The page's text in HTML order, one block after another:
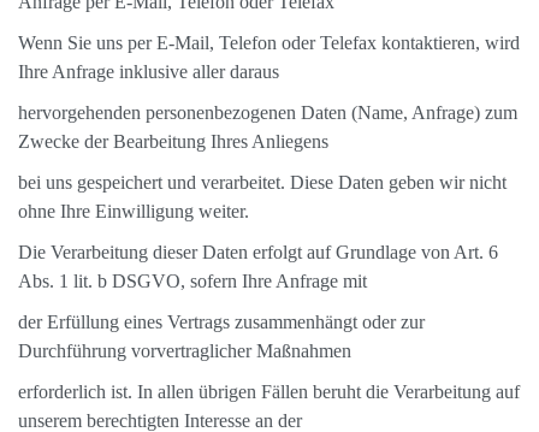
Wenn Sie uns per E-Mail, Telefon oder Telefax kontaktieren, wird
Ihre Anfrage inklusive aller daraus
hervorgehenden personenbezogenen Daten (Name, Anfrage) zum
Zwecke der Bearbeitung Ihres Anliegens
bei uns gespeichert und verarbeitet. Diese Daten geben wir nicht
ohne Ihre Einwilligung weiter.
Die Verarbeitung dieser Daten erfolgt auf Grundlage von Art. 6
Abs. 1 lit. b DSGVO, sofern Ihre Anfrage mit
der Erfüllung eines Vertrags zusammenhängt oder zur
Durchführung vorvertraglicher Maßnahmen
erforderlich ist. In allen übrigen Fällen beruht die Verarbeitung auf
unserem berechtigten Interesse an der